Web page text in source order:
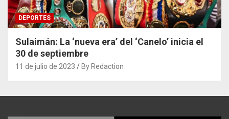
DEPORTES
Sulaimán: La ‘nueva era’ del ‘Canelo’ inicia el
30 de septiembre
11 de julio de 2023 By Redaction